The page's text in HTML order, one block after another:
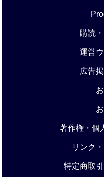
購読
運営
広告
著作権・個
リンク
特定商取